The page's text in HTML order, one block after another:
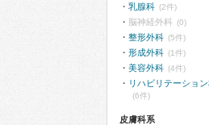
乳腺科 (2件)
脳神経外科 (0)
整形外科 (5件)
形成外科 (1件)
美容外科 (4件)
リハビリテーショ
(6件)
皮膚科系